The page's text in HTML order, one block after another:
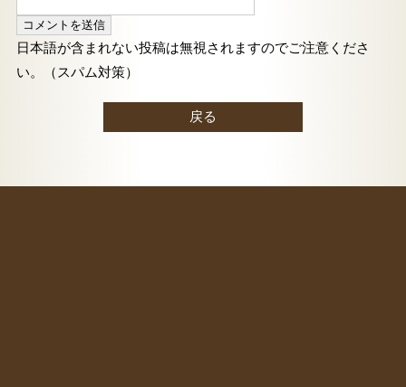
日本語が含まれない投稿は無視されますのでご注意くださ
い。（スパム対策）
戻る